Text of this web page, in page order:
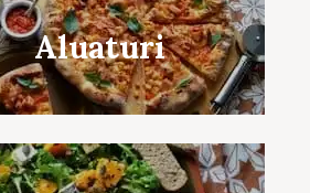
Aluaturi